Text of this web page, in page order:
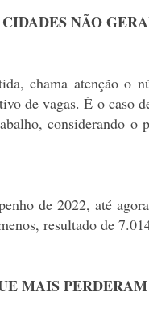
NÃO
chama atenção o
de vagas. É o caso
considerando
de 2022, até
resultado de
MAIS